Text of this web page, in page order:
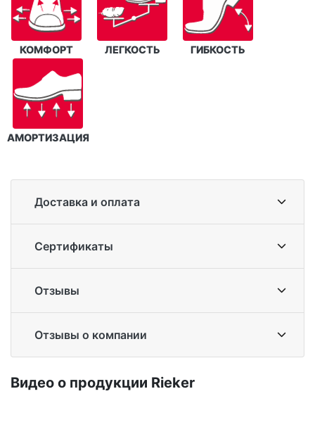
КОМФОРТ ЛЕГКОСТЬ ГИБКОСТЬ
АМОРТИЗАЦИЯ
Доставка и оплата
Сертификаты
Отзывы
Отзывы о компании
Ви­део о про­дук­ции Ri­eker